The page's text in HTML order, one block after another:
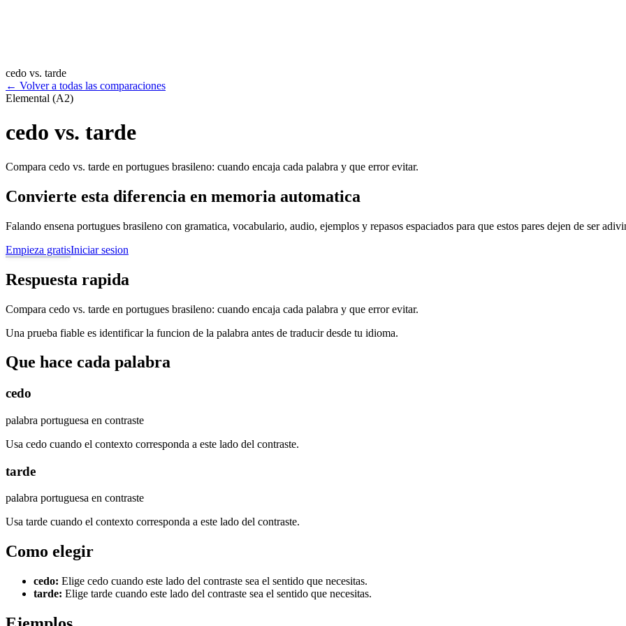
cedo vs. tarde
← Volver a todas las comparaciones
Elemental (A2)
cedo vs. tarde
Compara cedo vs. tarde en portugues brasileno: cuando encaja cada palabra y que error evitar.
Convierte esta diferencia en memoria automatica
Falando ensena portugues brasileno con gramatica, vocabulario, audio, ejemplos y repasos espaciados para que estos pares dejen de ser
Empieza gratisIniciar sesion
Respuesta rapida
Compara cedo vs. tarde en portugues brasileno: cuando encaja cada palabra y que error evitar.
Una prueba fiable es identificar la funcion de la palabra antes de traducir desde tu idioma.
Que hace cada palabra
cedo
palabra portuguesa en contraste
Usa cedo cuando el contexto corresponda a este lado del contraste.
tarde
palabra portuguesa en contraste
Usa tarde cuando el contexto corresponda a este lado del contraste.
Como elegir
cedo: Elige cedo cuando este lado del contraste sea el sentido que necesitas.
tarde: Elige tarde cuando este lado del contraste sea el sentido que necesitas.